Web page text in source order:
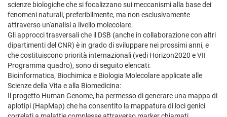
scienze biologiche che si focalizzano sui meccanismi alla base dei
fenomeni naturali, preferibilmente, ma non esclusivamente
attraverso un'analisi a livello molecolare.
Gli approcci trasversali che il DSB (anche in collaborazione con altri
dipartimenti del CNR) è in grado di sviluppare nei prossimi anni, e
che costituiscono priorità internazionali (vedi Horizon2020 e VII
Programma quadro), sono di seguito elencati:
Bioinformatica, Biochimica e Biologia Molecolare applicate alle
Scienze della Vita e alla Biomedicina:
Il progetto Human Genome, ha permesso di generare una mappa di
aplotipi (HapMap) che ha consentito la mappatura di loci genici